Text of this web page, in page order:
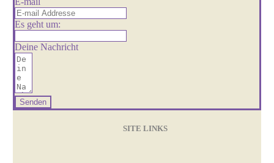
Es geht um:
Deine Nachricht
Senden
SITE LINKS